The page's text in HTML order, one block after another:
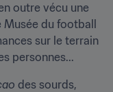
outre vécu une
du football
sur le terrain
personnes...
des sourds,